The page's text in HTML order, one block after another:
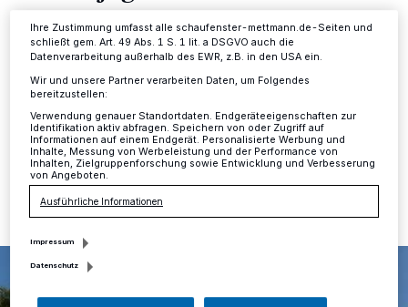
Mettmann·Bei hochsommerlichem Wetter wurden an
den letzten beiden Ferientagen die
ausgetragen.
13.09.2017 , 15:20 Uhr Eine Minute Lesezeit
Informationen finden Sie in unserer Datenschutzerklärung.
Ihre Zustimmung umfasst alle schaufenster-mettmann.de-Seiten und
schließt gem. Art. 49 Abs. 1 S. 1 lit. a DSGVO auch die
Datenverarbeitung außerhalb des EWR, z.B. in den USA ein.
Wir und unsere Partner verarbeiten Daten, um Folgendes
bereitzustellen:
Verwendung genauer Standortdaten. Endgeräteeigenschaften zur
Identifikation aktiv abfragen. Speichern von oder Zugriff auf
Informationen auf einem Endgerät. Personalisierte Werbung und
Inhalte, Messung von Werbeleistung und der Performance von
Inhalten, Zielgruppenforschung sowie Entwicklung und Verbesserung
von Angeboten.
Ausführliche Informationen
Impressum
Datenschutz